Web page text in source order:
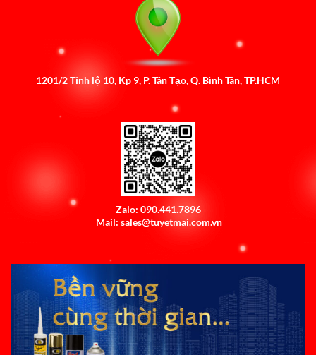
1201/2 Tỉnh lộ 10, Kp 9, P. Tân Tạo, Q. Bình Tân, TP.HCM
Zalo: 090.441.7896
Mail: sales@tuyetmai.com.vn